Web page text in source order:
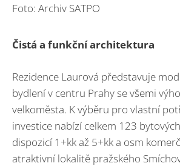
Foto: Archiv SATPO
Čistá a funkční architektura
Rezidence Laurová představuje
bydlení v centru Prahy se všemi
velkoměsta. K výběru pro vlastní
investice nabízí celkem 123
dispozicí 1+kk až 5+kk a osm
atraktivní lokalitě pražského